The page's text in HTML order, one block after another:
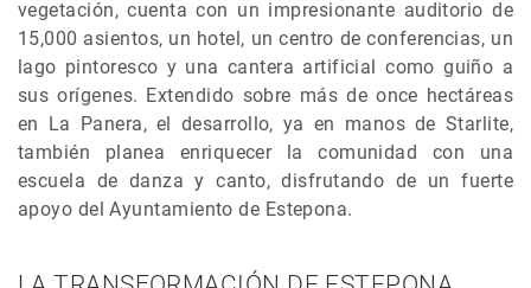
vegetación, cuenta con un impresionante auditorio de
15,000 asientos, un hotel, un centro de conferencias, un
lago pintoresco y una cantera artificial como guiño a
sus orígenes. Extendido sobre más de once hectáreas
en La Panera, el desarrollo, ya en manos de Starlite,
también planea enriquecer la comunidad con una
escuela de danza y canto, disfrutando de un fuerte
apoyo del Ayuntamiento de Estepona.